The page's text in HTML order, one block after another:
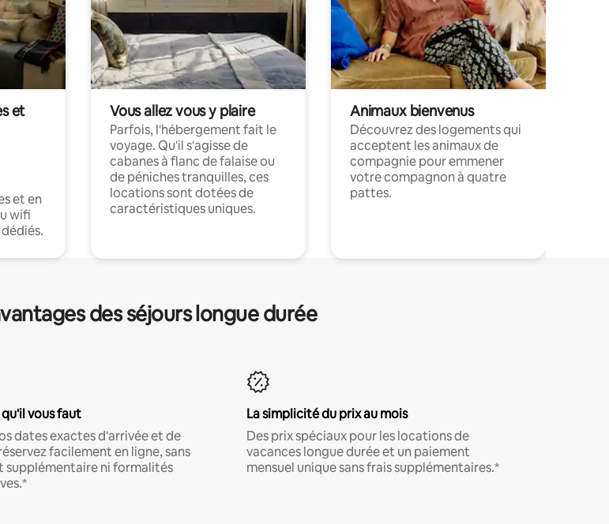
et
et en
wifi
Vous allez vous y plaire
Parfois, l'hébergement fait le
voyage. Qu'il s'agisse de
cabanes à flanc de falaise ou
de péniches tranquilles, ces
locations sont dotées de
caractéristiques uniques.
Animaux bienvenus
Découvrez des logements qui
acceptent les animaux de
compagnie pour emmener
votre compagnon à quatre
pattes.
des séjours longue durée
vous faut
dates exactes d'arrivée et de
facilement en ligne, sans
supplémentaire ni formalités
La simplicité du prix au mois
Des prix spéciaux pour les locations de
vacances longue durée et un paiement
mensuel unique sans frais supplémentaires.*